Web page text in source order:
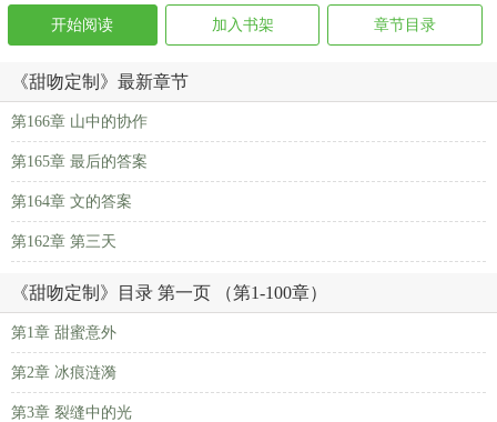
开始阅读 加入书架 章节目录
《甜吻定制》最新章节
第166章 山中的协作
第165章 最后的答案
第164章 文的答案
第162章 第三天
《甜吻定制》目录 第一页 （第1-100章）
第1章 甜蜜意外
第2章 冰痕涟漪
第3章 裂缝中的光